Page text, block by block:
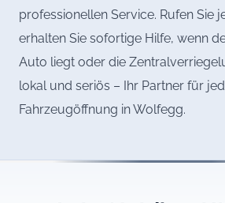
professionellen Service. Rufen Sie
erhalten Sie sofortige Hilfe, wenn
Auto liegt oder die
lokal und seriös – Ihr Partner für
Fahrzeugöffnung in Wolfegg.